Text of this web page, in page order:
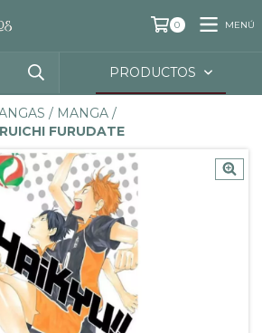
0 MENÚ
PRODUCTOS
/ MANGA /
FURUDATE